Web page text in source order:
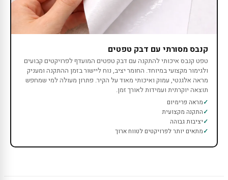
קנבס מסורתי עם דבק טפטים
טפט קנבס איכותי להתקנה עם דבק טפטים המועדף לפרויקטים קבועים
ולגימור מקצועי במיוחד. החומר יציב, נוח ליישור בזמן ההתקנה ומעניק
מראה אלגנטי, עמוק ואיכותי מאוד על הקיר. פתרון מעולה למי שמחפש
תוצאה יוקרתית ועמידות לאורך זמן.
מראה פרימיום
התקנה מקצועית
יציבות גבוהה
מתאים יותר לפרויקטים לטווח ארוך